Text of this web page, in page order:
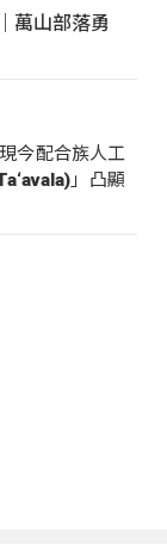
萬山部落勇
今配合族人工
」凸顯